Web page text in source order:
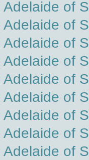
Adelaide of
Adelaide of
Adelaide of
Adelaide of
Adelaide of
Adelaide of
Adelaide of
Adelaide of
Adelaide of